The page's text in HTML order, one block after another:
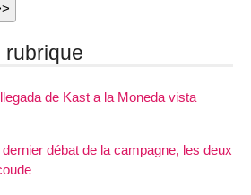
rubrique
de Kast a la Moneda vista
débat de la campagne, les deux